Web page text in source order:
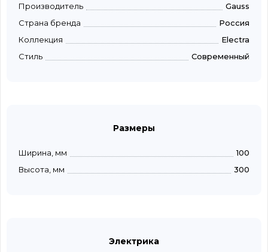
Производитель
Gauss
Страна бренда
Россия
Коллекция
Electra
Стиль
Современный
Размеры
Ширина, мм
100
Высота, мм
300
Электрика